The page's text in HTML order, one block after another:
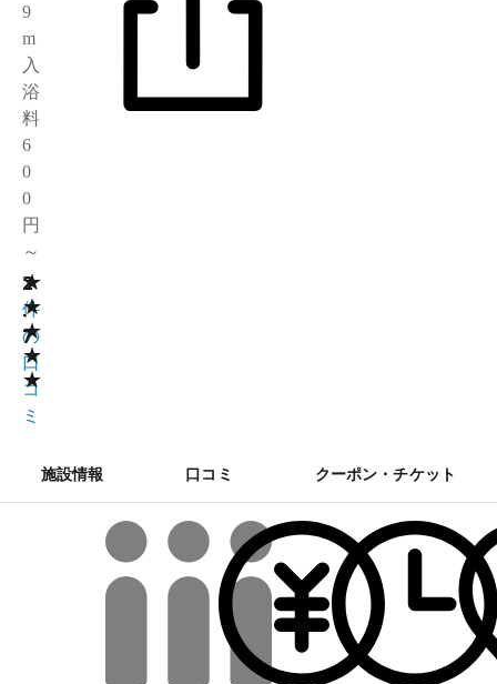
9
m
入
浴
料
6
0
0
円
～
★
★
★
★
★
2
.
7
7
件
の
口
コ
ミ
施設情報 口コミ クーポン・チケット